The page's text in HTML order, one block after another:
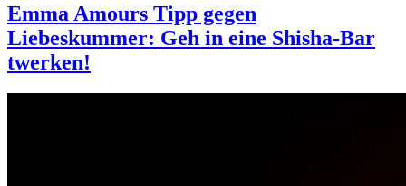
Emma Amours Tipp gegen
Liebeskummer: Geh in eine Shisha-Bar
twerken!